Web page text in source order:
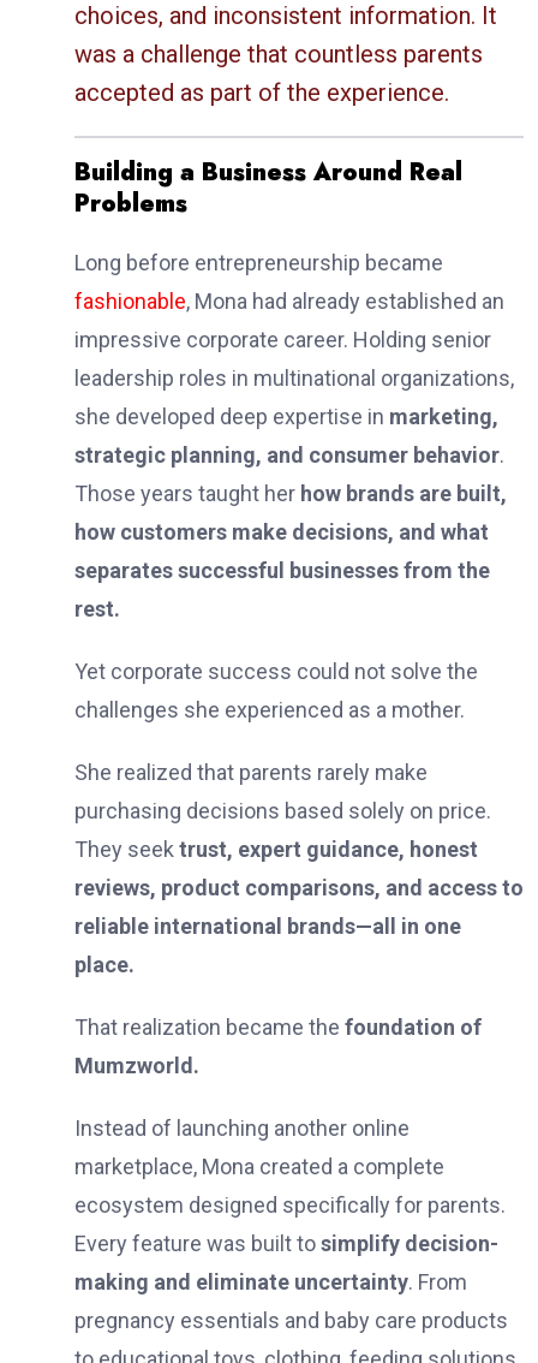
choices, and inconsistent information. It
was a challenge that countless parents
accepted as part of the experience.
Building a Business Around Real
Problems
Long before entrepreneurship became
fashionable, Mona had already established an
impressive corporate career. Holding senior
leadership roles in multinational organizations,
she developed deep expertise in marketing,
strategic planning, and consumer behavior.
Those years taught her how brands are built,
how customers make decisions, and what
separates successful businesses from the
rest.
Yet corporate success could not solve the
challenges she experienced as a mother.
She realized that parents rarely make
purchasing decisions based solely on price.
They seektrust, expert guidance, honest
reviews, product comparisons, and access to
reliable international brands—all in one
place.
That realization became the foundation of
Mumzworld.
Instead of launching another online
marketplace, Mona created a complete
ecosystem designed specifically for parents.
Every feature was built tosimplify decision-
making and eliminate uncertainty. From
pregnancy essentials and baby care products